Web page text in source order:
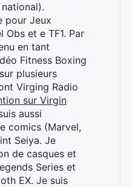
pour Jeux
Obs et e TF1. Par
en tant
Fitness Boxing
plusieurs
Virging Radio
sur Virgin
aussi
comics (Marvel,
Seiya. Je
de casques et
Series et
EX. Je suis